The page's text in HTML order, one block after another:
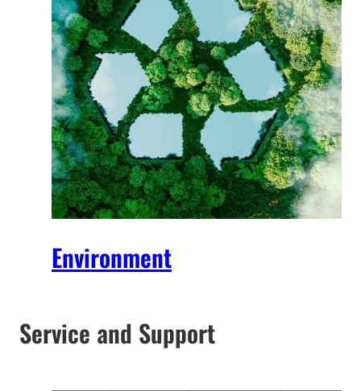
Environment
Service and Support